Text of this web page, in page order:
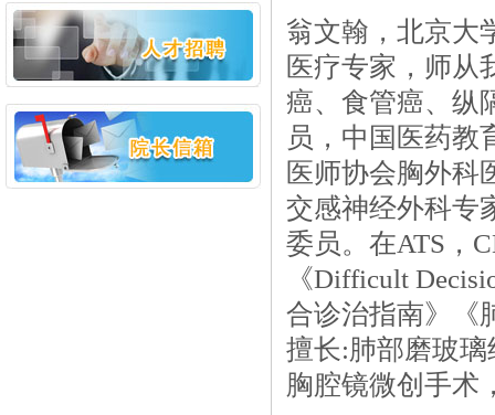
介入放射科
烧伤科
甲状腺、乳腺外科
关节与运动医学科
急诊科
疼痛科
肾内科
血液淋巴瘤科
神经内二科
翁文翰，北京大
医疗专家，师从
癌、食管癌、纵
员，中国医药教
医师协会胸外科
交感神经外科专
委员。在ATS，
《Difficult
合诊治指南》《
擅长:肺部磨玻
胸腔镜微创手术